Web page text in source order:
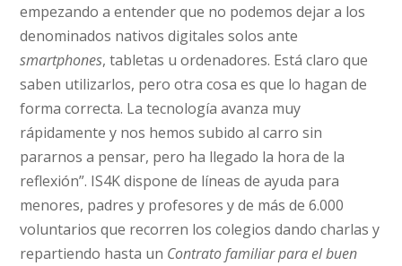
empezando a entender que no podemos dejar a los
denominados nativos digitales solos ante
smartphones, tabletas u ordenadores. Está claro que
saben utilizarlos, pero otra cosa es que lo hagan de
forma correcta. La tecnología avanza muy
rápidamente y nos hemos subido al carro sin
pararnos a pensar, pero ha llegado la hora de la
reflexión”. IS4K dispone de líneas de ayuda para
menores, padres y profesores y de más de 6.000
voluntarios que recorren los colegios dando charlas y
repartiendo hasta un Contrato familiar para el buen